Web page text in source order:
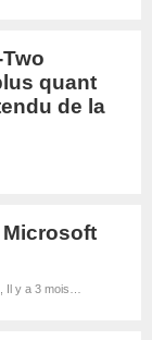
quant
de la
Il y a 3 mois et 2 semaines